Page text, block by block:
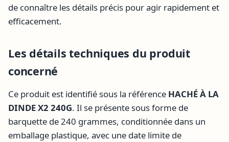
de connaître les détails précis pour agir rapidement et
efficacement.
Les détails techniques du produit
concerné
Ce produit est identifié sous la référence HACHÉ À LA
DINDE X2 240G. Il se présente sous forme de
barquette de 240 grammes, conditionnée dans un
emballage plastique, avec une date limite de